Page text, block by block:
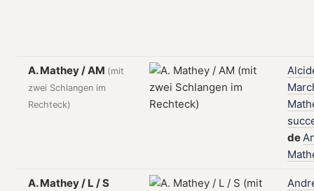
A. Mathey / AM (mit
zwei Schlangen im
Rechteck)
de
A. Mathey / L / S